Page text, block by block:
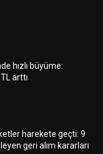
hızlı büyüme:
arttı
harekete geçti: 9
geri alım kararları